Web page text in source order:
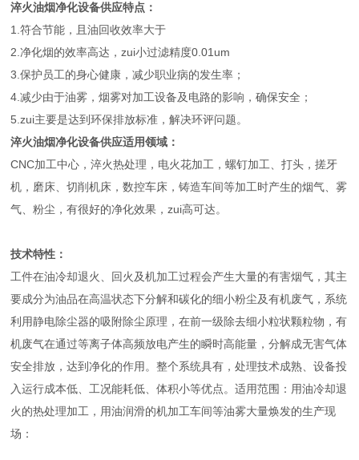
淬火油烟净化设备供应特点：
1.符合节能，且油回收效率大于
2.净化烟的效率高达，zui小过滤精度0.01um
3.保护员工的身心健康，减少职业病的发生率；
4.减少由于油雾，烟雾对加工设备及电路的影响，确保安全；
5.zui主要是达到环保排放标准，解决环评问题。
淬火油烟净化设备供应适用领域：
CNC加工中心，淬火热处理，电火花加工，螺钉加工、打头，搓牙
机，磨床、切削机床，数控车床，铸造车间等加工时产生的烟气、雾
气、粉尘，有很好的净化效果，zui高可达。
技术特性：
工件在油冷却退火、回火及机加工过程会产生大量的有害烟气，其主
要成分为油品在高温状态下分解和碳化的细小粉尘及有机废气，系统
利用静电除尘器的吸附除尘原理，在前一级除去细小粒状颗粒物，有
机废气在通过等离子体高频放电产生的瞬时高能量，分解成无害气体
安全排放，达到净化的作用。整个系统具有，处理技术成熟、设备投
入运行成本低、工况能耗低、体积小等优点。适用范围：用油冷却退
火的热处理加工，用油润滑的机加工车间等油雾大量焕发的生产现
场：